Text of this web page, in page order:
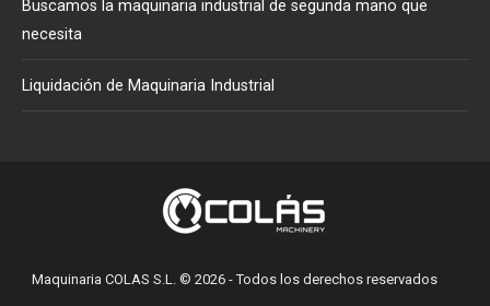
Buscamos la maquinaria industrial de segunda mano que
necesita
Liquidación de Maquinaria Industrial
Maquinaria COLAS S.L. © 2026 - Todos los derechos reservados